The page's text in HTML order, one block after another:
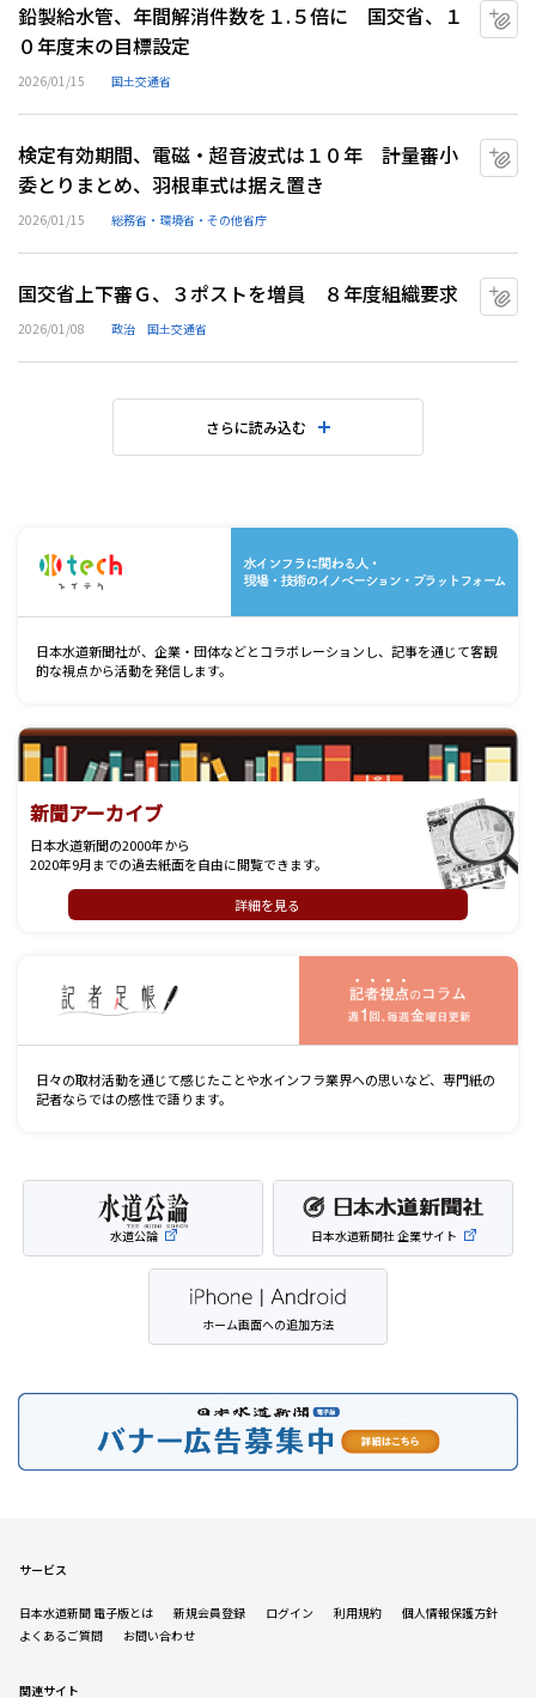
鉛製給水管、年間解消件数を１.５倍に 国交省、１
０年度末の目標設定
2026/01/15 国土交通省
検定有効期間、電磁・超音波式は１０年 計量審小
委とりまとめ、羽根車式は据え置き
2026/01/15 総務省・環境省・その他省庁
国交省上下審Ｇ、３ポストを増員 ８年度組織要求
2026/01/08 政治 国土交通省
さらに読み込む
日本水道新聞社が、企業・団体などとコラボレーションし、記事を通じて客観
的な視点から活動を発信します。
新聞アーカイブ
日本水道新聞の2000年から
2020年9月までの過去紙面を自由に閲覧できます。
詳細を見る
日々の取材活動を通じて感じたことや水インフラ業界への思いなど、専門紙の
記者ならではの感性で語ります。
水道公論 日本水道新聞社 企業サイト
ホーム画面への追加方法
サービス
日本水道新聞 電子版とは 新規会員登録 ログイン 利用規約
個人情報保護方針
よくあるご質問
お問い合わせ
関連サイト